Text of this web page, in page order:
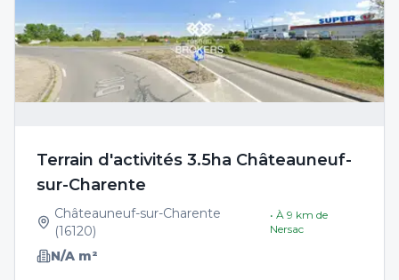
Terrain d'activités 3.5ha Châteauneuf-
sur-Charente
Châteauneuf-sur-Charente
(16120)
• À 9 km de
Nersac
N/A m²